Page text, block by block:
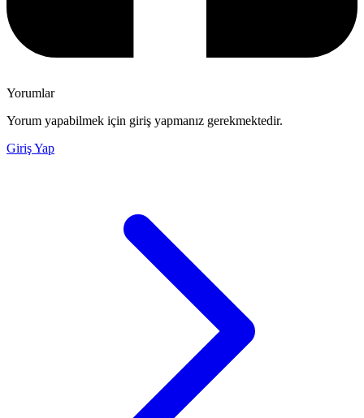
Yorumlar
Yorum yapabilmek için giriş yapmanız gerekmektedir.
Giriş Yap